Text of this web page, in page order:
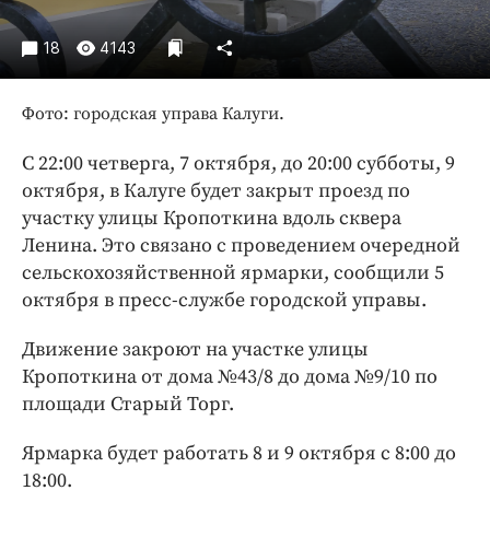
Экономика и бизнес
ПРОЕКТЫ
Блоги
Медиаперсона
Интересное чтиво
Клиника года
Бренд года
Работодатель года
18 4143
Фото: городская управа Калуги.
С 22:00 четверга, 7 октября, до 20:00 субботы, 9
октября, в Калуге будет закрыт проезд по
участку улицы Кропоткина вдоль сквера
Ленина. Это связано с проведением очередной
сельскохозяйственной ярмарки, сообщили 5
октября в пресс-службе городской управы.
Движение закроют на участке улицы
Кропоткина от дома №43/8 до дома №9/10 по
площади Старый Торг.
Ярмарка будет работать 8 и 9 октября с 8:00 до
18:00.